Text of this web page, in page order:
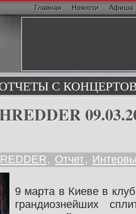
Главная Новости Афиша
С
, Отчет,
9 марта в Киеве в
грандиознейших